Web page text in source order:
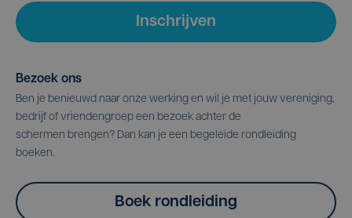
Inschrijven
Bezoek ons
Ben je benieuwd naar onze werking en wil je met jouw vereniging,
bedrijf of vriendengroep een bezoek achter de
schermen brengen? Dan kan je een begeleide rondleiding
boeken.
Boek rondleiding